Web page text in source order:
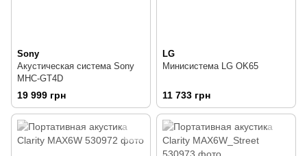
Sony
Акустическая система Sony
MHC-GT4D
19 999 грн
LG
Минисистема LG OK65
11 733 грн